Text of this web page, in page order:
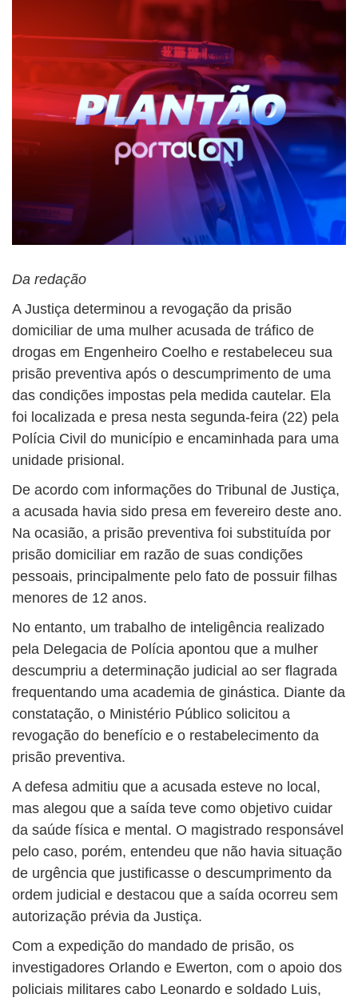
Da redação
A Justiça determinou a revogação da prisão
domiciliar de uma mulher acusada de tráfico de
drogas em Engenheiro Coelho e restabeleceu sua
prisão preventiva após o descumprimento de uma
das condições impostas pela medida cautelar. Ela
foi localizada e presa nesta segunda-feira (22) pela
Polícia Civil do município e encaminhada para uma
unidade prisional.
De acordo com informações do Tribunal de Justiça,
a acusada havia sido presa em fevereiro deste ano.
Na ocasião, a prisão preventiva foi substituída por
prisão domiciliar em razão de suas condições
pessoais, principalmente pelo fato de possuir filhas
menores de 12 anos.
No entanto, um trabalho de inteligência realizado
pela Delegacia de Polícia apontou que a mulher
descumpriu a determinação judicial ao ser flagrada
frequentando uma academia de ginástica. Diante da
constatação, o Ministério Público solicitou a
revogação do benefício e o restabelecimento da
prisão preventiva.
A defesa admitiu que a acusada esteve no local,
mas alegou que a saída teve como objetivo cuidar
da saúde física e mental. O magistrado responsável
pelo caso, porém, entendeu que não havia situação
de urgência que justificasse o descumprimento da
ordem judicial e destacou que a saída ocorreu sem
autorização prévia da Justiça.
Com a expedição do mandado de prisão, os
investigadores Orlando e Ewerton, com o apoio dos
policiais militares cabo Leonardo e soldado Luis,